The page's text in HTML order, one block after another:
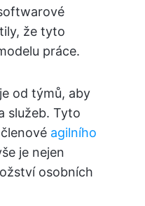
že tyto
práce.
od týmů, aby
služeb. Tyto
agilního
je nejen
osobních